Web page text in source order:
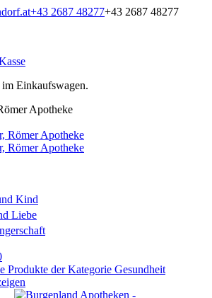
+43 2687 48277+43 2687 48277
Einkaufswagen.
Apotheke
Kind
Liebe
Produkte der Kategorie Gesundheit